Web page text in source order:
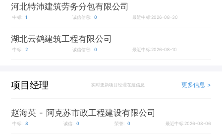
河北特沛建筑劳务分包有限公司
中标: 1 诚信信息: 0 最近中标:2026-08-30
湖北云鹤建筑工程有限公司
中标: 2 诚信信息: 0 最近中标:2026-08-10
项目经理 实时更新项目经理在建信息 更多信息 >
赵海英 - 阿克苏市政工程建设有限公司
中标: 8 诚信: 0 荣誉: 0 最近中标:2026-08-06